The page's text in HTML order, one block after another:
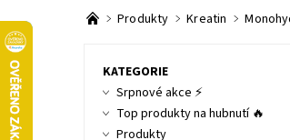
DOPORUČUJEME
VÝROBCE
Produkty Kreatin
KATEGORIE
Srpnové akce ⚡
Top produkty na hubnutí 🔥
Produkty